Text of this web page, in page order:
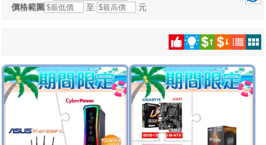
價格範圍
至 元